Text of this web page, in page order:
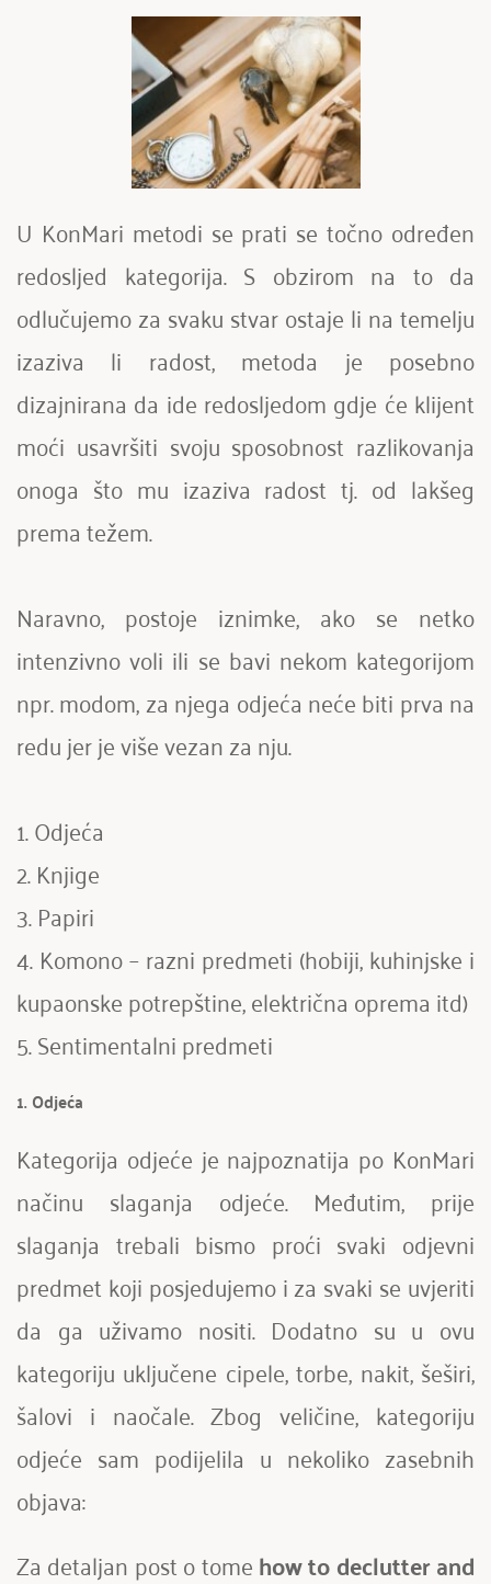
U KonMari metodi se prati se točno određen
redosljed kategorija. S obzirom na to da
odlučujemo za svaku stvar ostaje li na temelju
izaziva li radost, metoda je posebno
dizajnirana da ide redosljedom gdje će klijent
moći usavršiti svoju sposobnost razlikovanja
onoga što mu izaziva radost tj. od lakšeg
prema težem.
Naravno, postoje iznimke, ako se netko
intenzivno voli ili se bavi nekom kategorijom
npr. modom, za njega odjeća neće biti prva na
redu jer je više vezan za nju.
1. Odjeća
2. Knjige
3. Papiri
4. Komono – razni predmeti (hobiji, kuhinjske i
kupaonske potrepštine, električna oprema itd)
5. Sentimentalni predmeti
1. Odjeća
Kategorija odjeće je najpoznatija po KonMari
načinu slaganja odjeće. Međutim, prije
slaganja trebali bismo proći svaki odjevni
predmet koji posjedujemo i za svaki se uvjeriti
da ga uživamo nositi. Dodatno su u ovu
kategoriju uključene cipele, torbe, nakit, šeširi,
šalovi i naočale. Zbog veličine, kategoriju
odjeće sam podijelila u nekoliko zasebnih
objava:
Za detaljan post o tome how to declutter and